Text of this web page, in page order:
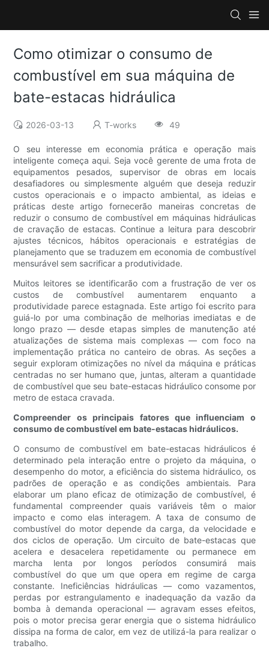
Como otimizar o consumo de
combustível em sua máquina de
bate-estacas hidráulica
2026-03-13 T-works 49
O seu interesse em economia prática e operação mais
inteligente começa aqui. Seja você gerente de uma frota de
equipamentos pesados, supervisor de obras em locais
desafiadores ou simplesmente alguém que deseja reduzir
custos operacionais e o impacto ambiental, as ideias e
práticas deste artigo fornecerão maneiras concretas de
reduzir o consumo de combustível em máquinas hidráulicas
de cravação de estacas. Continue a leitura para descobrir
ajustes técnicos, hábitos operacionais e estratégias de
planejamento que se traduzem em economia de combustível
mensurável sem sacrificar a produtividade.
Muitos leitores se identificarão com a frustração de ver os
custos de combustível aumentarem enquanto a
produtividade parece estagnada. Este artigo foi escrito para
guiá-lo por uma combinação de melhorias imediatas e de
longo prazo — desde etapas simples de manutenção até
atualizações de sistema mais complexas — com foco na
implementação prática no canteiro de obras. As seções a
seguir exploram otimizações no nível da máquina e práticas
centradas no ser humano que, juntas, alteram a quantidade
de combustível que seu bate-estacas hidráulico consome por
metro de estaca cravada.
Compreender os principais fatores que influenciam o
consumo de combustível em bate-estacas hidráulicos.
O consumo de combustível em bate-estacas hidráulicos é
determinado pela interação entre o projeto da máquina, o
desempenho do motor, a eficiência do sistema hidráulico, os
padrões de operação e as condições ambientais. Para
elaborar um plano eficaz de otimização de combustível, é
fundamental compreender quais variáveis ​​têm o maior
impacto e como elas interagem. A taxa de consumo de
combustível do motor depende da carga, da velocidade e
dos ciclos de operação. Um circuito de bate-estacas que
acelera e desacelera repetidamente ou permanece em
marcha lenta por longos períodos consumirá mais
combustível do que um que opera em regime de carga
constante. Ineficiências hidráulicas — como vazamentos,
perdas por estrangulamento e inadequação da vazão da
bomba à demanda operacional — agravam esses efeitos,
pois o motor precisa gerar energia que o sistema hidráulico
dissipa na forma de calor, em vez de utilizá-la para realizar o
trabalho.